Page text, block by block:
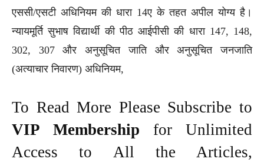
एससी/एसटी अधिनियम की धारा 14ए के तहत अपील योग्य है।
न्यायमूर्ति सुभाष विद्यार्थी की पीठ आईपीसी की धारा 147, 148,
302, 307 और अनुसूचित जाति और अनुसूचित जनजाति
(अत्याचार निवारण) अधिनियम,
To Read More Please Subscribe to
VIP Membership for Unlimited
Access to All the Articles,